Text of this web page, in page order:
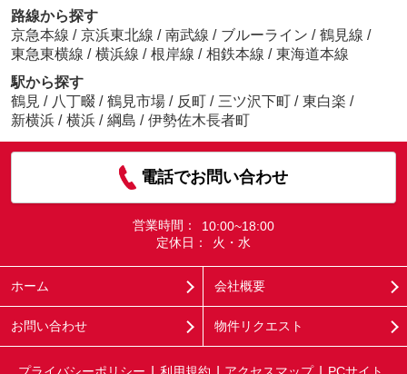
路線から探す
京急本線 / 京浜東北線 / 南武線 / ブルーライン / 鶴見線 /
東急東横線 / 横浜線 / 根岸線 / 相鉄本線 / 東海道本線
駅から探す
鶴見 / 八丁畷 / 鶴見市場 / 反町 / 三ツ沢下町 / 東白楽 /
新横浜 / 横浜 / 綱島 / 伊勢佐木長者町
電話でお問い合わせ
営業時間：
10:00~18:00
定休日：
火・水
ホーム 会社概要
お問い合わせ 物件リクエスト